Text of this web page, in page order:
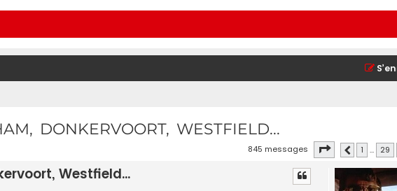
DONKERVOORT, WESTFIELD...
845 messages Page 31sur 34
Précédente
1 … 29
Westfield...